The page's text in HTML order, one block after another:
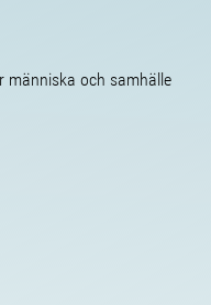
människa och samhälle